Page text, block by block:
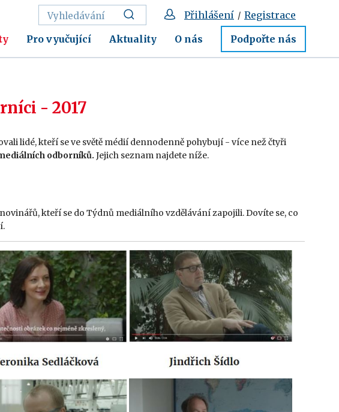
Pro vyučující Aktuality O nás Podpořte nás
Přihlášení / Registrace
- 2017
lidé, kteří se ve světě médií dennodenně pohybují - více než čtyři
odborníků. Jejich seznam najdete níže.
kteří se do Týdnů mediálního vzdělávání zapojili. Dovíte se, co